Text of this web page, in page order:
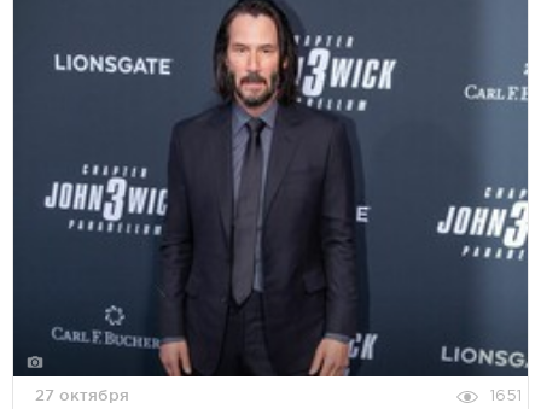
27 октября 1651